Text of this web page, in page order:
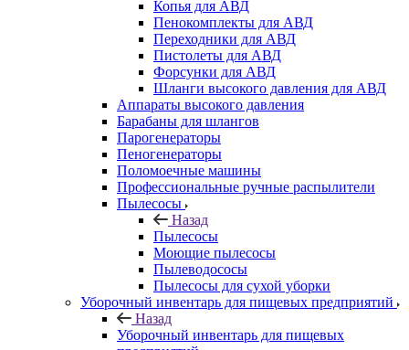
Копья для АВД
Пенокомплекты для АВД
Переходники для АВД
Пистолеты для АВД
Форсунки для АВД
Шланги высокого давления для АВД
Аппараты высокого давления
Барабаны для шлангов
Парогенераторы
Пеногенераторы
Поломоечные машины
Профессиональные ручные распылители
Пылесосы
Назад
Пылесосы
Моющие пылесосы
Пылеводососы
Пылесосы для сухой уборки
Уборочный инвентарь для пищевых предприятий
Назад
Уборочный инвентарь для пищевых